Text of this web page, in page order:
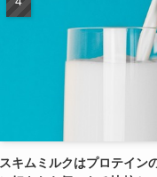
スキムミルクはプロテイン